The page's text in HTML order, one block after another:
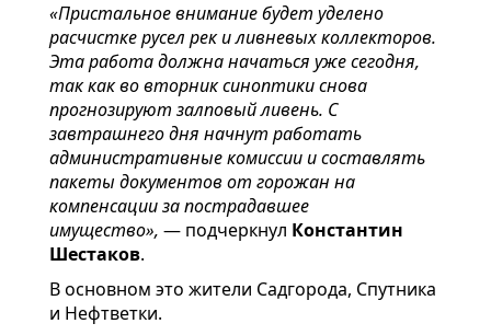
«Пристальное внимание будет уделено
расчистке русел рек и ливневых коллекторов.
Эта работа должна начаться уже сегодня,
так как во вторник синоптики снова
прогнозируют залповый ливень. С
завтрашнего дня начнут работать
административные комиссии и составлять
пакеты документов от горожан на
компенсации за пострадавшее
имущество», — подчеркнул Константин
Шестаков.
В основном это жители Садгорода, Спутника
и Нефтветки.